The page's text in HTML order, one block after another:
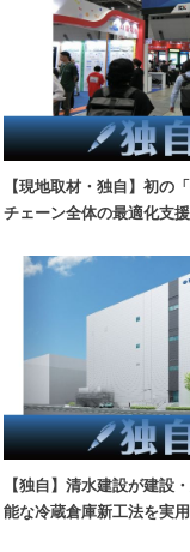
【現地取材・独自】初の
チェーン全体の最適化支
【独自】清水建設が建設
能な冷蔵倉庫新工法を実